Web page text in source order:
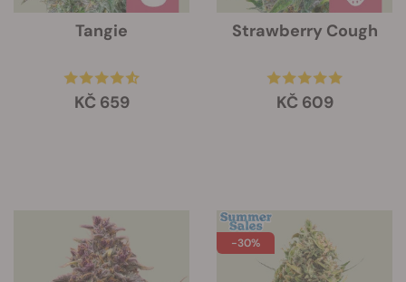
Tangie
KČ 659
Strawberry Cough
KČ 609
-30%